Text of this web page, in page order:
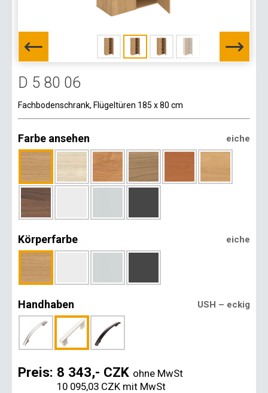
D 5 80 06
Fachbodenschrank, Flügeltüren 185 x 80 cm
Farbe ansehen eiche
Körperfarbe eiche
Handhaben USH – eckig
Preis: 8 343,- CZK ohne MwSt
10 095,03 CZK mit MwSt